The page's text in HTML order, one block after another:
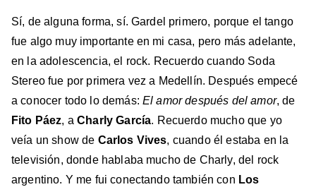
Sí, de alguna forma, sí. Gardel primero, porque el tango
fue algo muy importante en mi casa, pero más adelante,
en la adolescencia, el rock. Recuerdo cuando Soda
Stereo fue por primera vez a Medellín. Después empecé
a conocer todo lo demás:El amor después del amor, de
Fito Páez, aCharly García. Recuerdo mucho que yo
veía un show de Carlos Vives, cuando él estaba en la
televisión, donde hablaba mucho de Charly, del rock
argentino. Y me fui conectando también con Los